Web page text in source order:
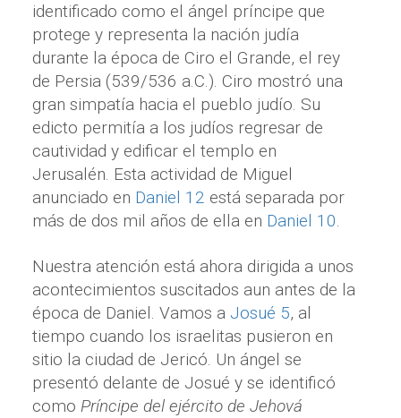
identificado como el ángel príncipe que
protege y representa la nación judía
durante la época de Ciro el Grande, el rey
de Persia (539/536 a.C.). Ciro mostró una
gran simpatía hacia el pueblo judío. Su
edicto permitía a los judíos regresar de
cautividad y edificar el templo en
Jerusalén. Esta actividad de Miguel
anunciado en Daniel 12 está separada por
más de dos mil años de ella en Daniel 10.
Nuestra atención está ahora dirigida a unos
acontecimientos suscitados aun antes de la
época de Daniel. Vamos a Josué 5, al
tiempo cuando los israelitas pusieron en
sitio la ciudad de Jericó. Un ángel se
presentó delante de Josué y se identificó
como Príncipe del ejército de Jehová